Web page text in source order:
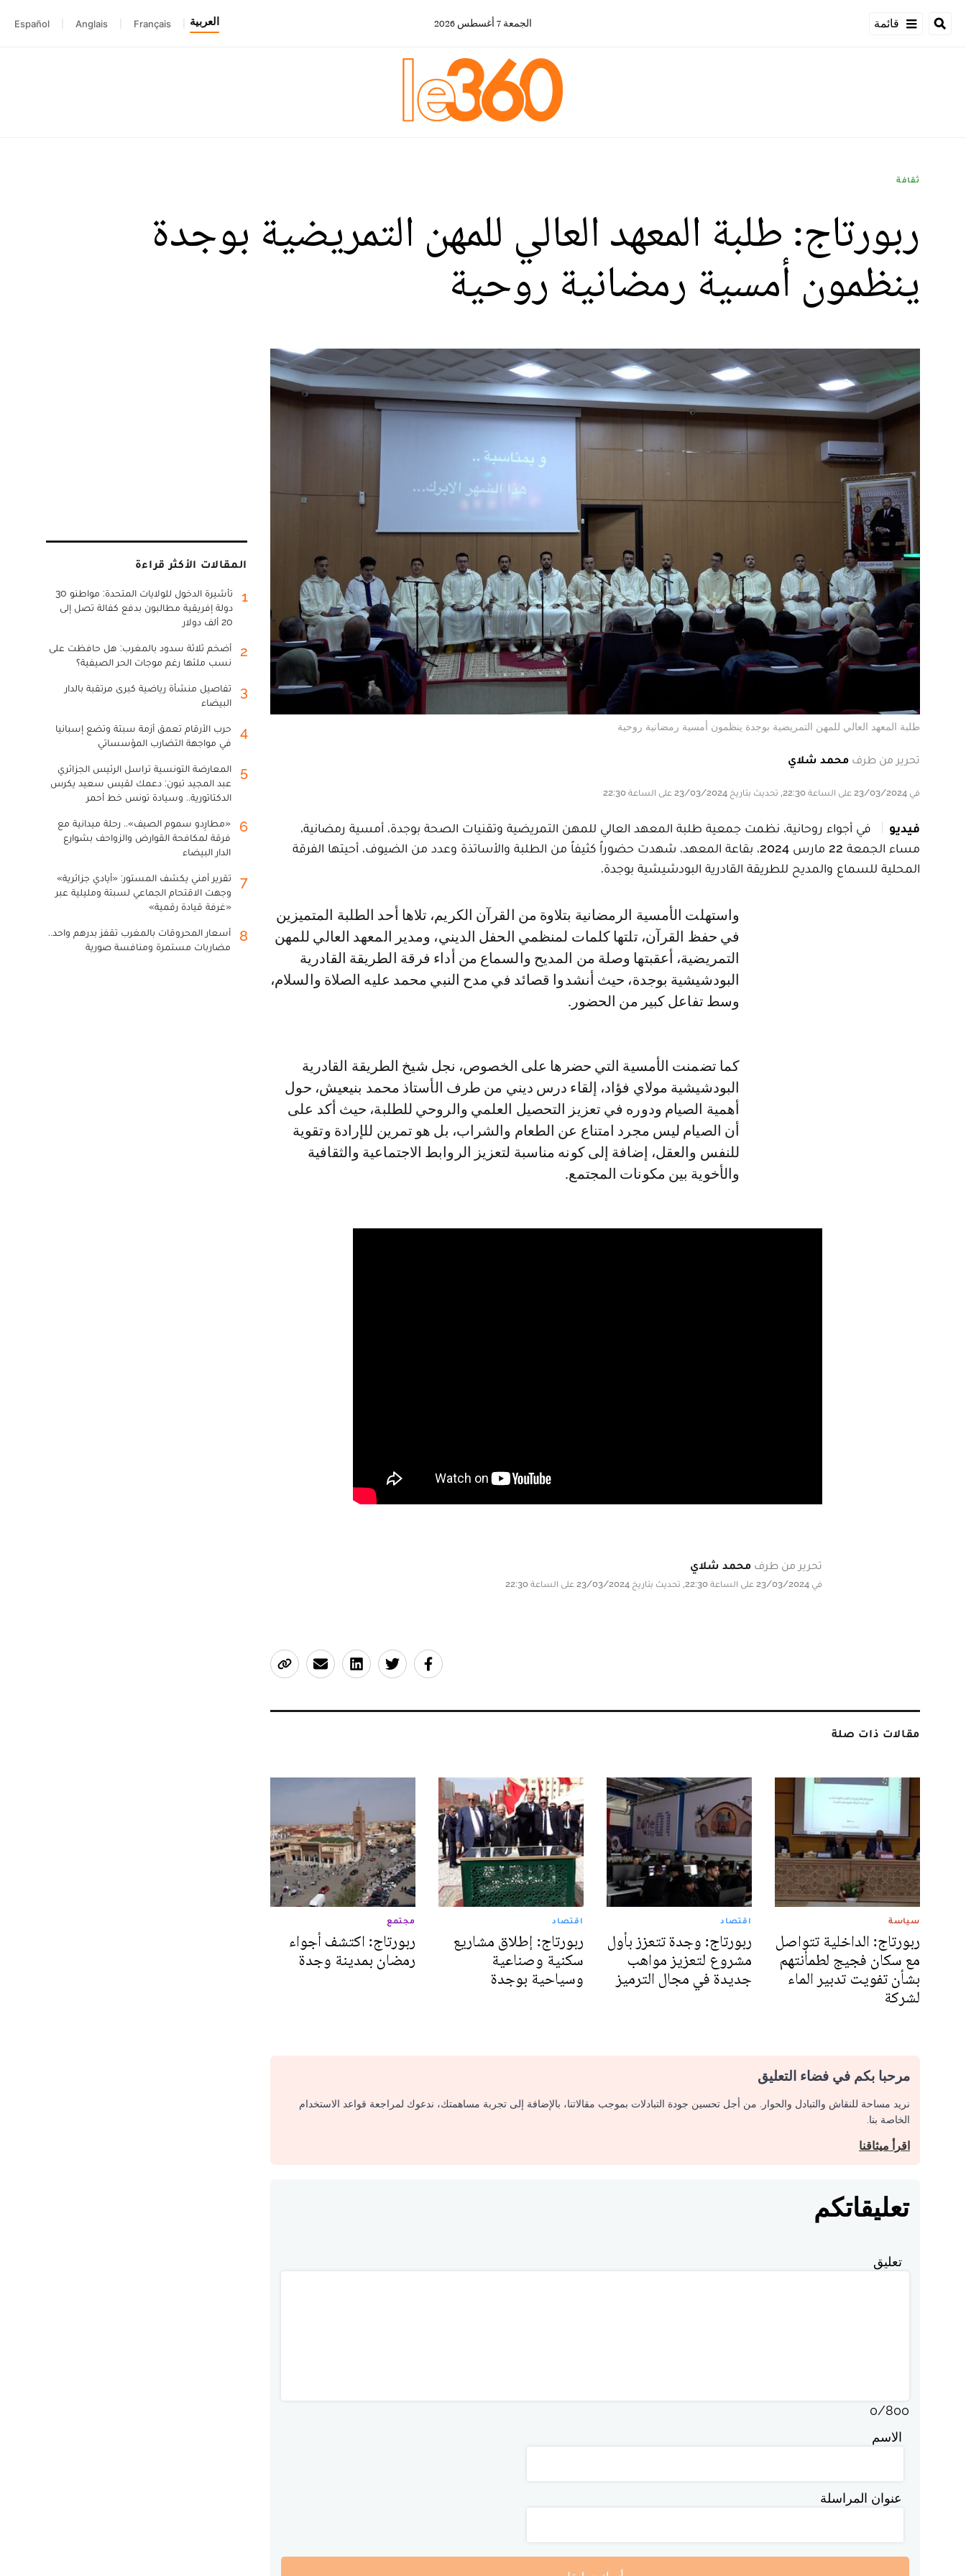
قائمة الجمعة 7 أغسطس 2026 العربية Français
Anglais
Español
ثقافة
ربورتاج: طلبة المعهد العالي للمهن التمريضية بوجدة
ينظمون أمسية رمضانية روحية
طلبة المعهد العالي للمهن التمريضية بوجدة ينظمون أمسية رمضانية روحية
تحرير من طرف محمد شلاي
في 23/03/2024 على الساعة 22:30, تحديث بتاريخ 23/03/2024 على الساعة 22:30
فيديو
في أجواء روحانية، نظمت جمعية طلبة المعهد العالي للمهن التمريضية وتقنيات الصحة بوجدة، أمسية رمضانية،
مساء الجمعة 22 مارس 2024، بقاعة المعهد، شهدت حضوراً كثيفاً من الطلبة والأساتذة وعدد من الضيوف، أحيتها الفرقة
المحلية للسماع والمديح للطريقة القادرية البودشيشية بوجدة.
واستهلت الأمسية الرمضانية بتلاوة من القرآن الكريم، تلاها أحد الطلبة المتميزين
في حفظ القرآن، تلتها كلمات لمنظمي الحفل الديني، ومدير المعهد العالي للمهن
التمريضية، أعقبتها وصلة من المديح والسماع من أداء فرقة الطريقة القادرية
البودشيشية بوجدة، حيث أنشدوا قصائد في مدح النبي محمد عليه الصلاة والسلام،
وسط تفاعل كبير من الحضور.
كما تضمنت الأمسية التي حضرها على الخصوص، نجل شيخ الطريقة القادرية
البودشيشية مولاي فؤاد، إلقاء درس ديني من طرف الأستاذ محمد بنيعيش، حول
أهمية الصيام ودوره في تعزيز التحصيل العلمي والروحي للطلبة، حيث أكد على
أن الصيام ليس مجرد امتناع عن الطعام والشراب، بل هو تمرين للإرادة وتقوية
للنفس والعقل، إضافة إلى كونه مناسبة لتعزيز الروابط الاجتماعية والثقافية
والأخوية بين مكونات المجتمع.
تحرير من طرف محمد شلاي
في 23/03/2024 على الساعة 22:30, تحديث بتاريخ 23/03/2024 على الساعة 22:30
مقالات ذات صلة
سياسة
ربورتاج: الداخلية تتواصل
مع سكان فجيج لطمأنتهم
بشأن تفويت تدبير الماء
لشركة
اقتصاد
ربورتاج: وجدة تتعزز بأول
مشروع لتعزيز مواهب
جديدة في مجال الترميز
اقتصاد
ربورتاج: إطلاق مشاريع
سكنية وصناعية
وسياحية بوجدة
مجتمع
ربورتاج: اكتشف أجواء
رمضان بمدينة وجدة
مرحبا بكم في فضاء التعليق
نريد مساحة للنقاش والتبادل والحوار. من أجل تحسين جودة التبادلات بموجب مقالاتنا، بالإضافة إلى تجربة مساهمتك، ندعوك لمراجعة قواعد الاستخدام
الخاصة بنا.
اقرأ ميثاقنا
تعليقاتكم
تعليق
0/800
الاسم
عنوان المراسلة
المقالات الأكثر قراءة
1
تأشيرة الدخول للولايات المتحدة: مواطنو 30
دولة إفريقية مطالبون بدفع كفالة تصل إلى
20 ألف دولار
2
أضخم ثلاثة سدود بالمغرب: هل حافظت على
نسب ملئها رغم موجات الحر الصيفية؟
3
تفاصيل منشأة رياضية كبرى مرتقبة بالدار
البيضاء
4
حرب الأرقام تعمق أزمة سبتة وتضع إسبانيا
في مواجهة التضارب المؤسساتي
5
المعارضة التونسية تراسل الرئيس الجزائري
عبد المجيد تبون: دعمك لقيس سعيد يكرس
الدكتاتورية.. وسيادة تونس خط أحمر
6
«مطارِدو سموم الصيف».. رحلة ميدانية مع
فرقة لمكافحة القوارض والزواحف بشوارع
الدار البيضاء
7
تقرير أمني يكشف المستور: «أيادي جزائرية»
وجهت الاقتحام الجماعي لسبتة ومليلية عبر
«غرفة قيادة رقمية»
8
أسعار المحروقات بالمغرب تقفز بدرهم واحد..
مضاربات مستمرة ومنافسة صورية